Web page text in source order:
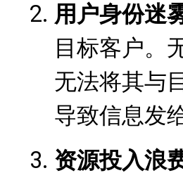
用户身份迷
目标客户。
无法将其与
导致信息发
资源投入浪